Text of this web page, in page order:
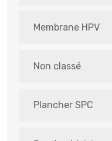
Membrane HPV
Non classé
Plancher SPC